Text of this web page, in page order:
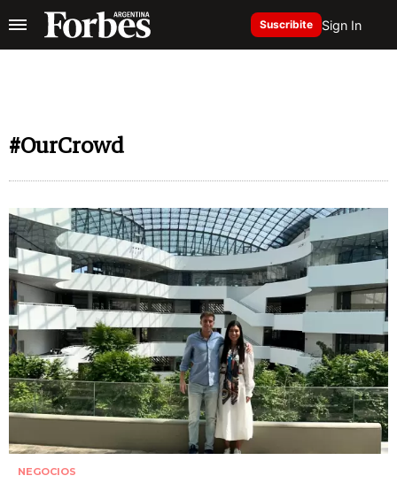
Suscribite Sign In
#OurCrowd
NEGOCIOS